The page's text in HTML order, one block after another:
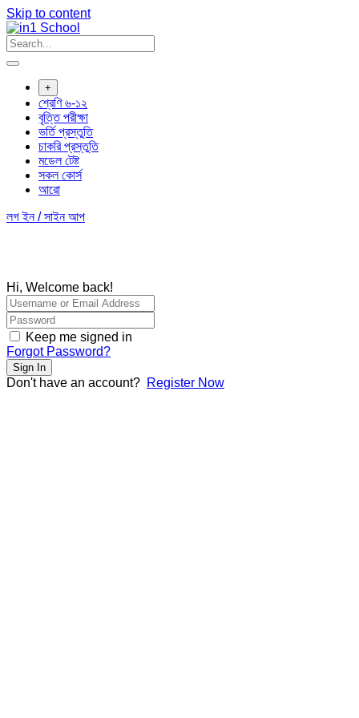
Skip to content
+
শ্রেণি ৬-১২
বৃত্তি পরীক্ষা
ভর্তি প্রস্তুতি
চাকরি প্রস্তুতি
মডেল টেষ্ট
সকল কোর্স
আরো
লগ ইন / সাইন আপ
Hi, Welcome back!
Keep me signed in
Forgot Password?
Sign In
Don't have an account? Register Now